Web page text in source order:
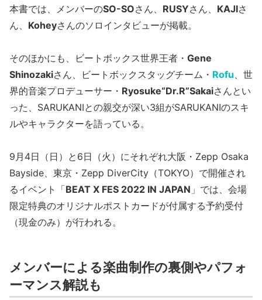
本書では、メンバーのSO-SOさん、 RUSYさん、 KAJIさ
ん、 Koheyさんのソロインタビューが掲載。
そのほかにも、ビートボックス世界王者・ Gene
Shinozakiさん、ビートボックスタッグチーム・ Rofu 、世
界的音楽プロデューサー・ Ryosuke“Dr.R”Sakaiさんとい
った、SARUKANIとの親交が深い3組がSARUKANIのスキ
ルやキャラクターを語っている。
9月4日（日）と6日（火）にそれぞれ大阪・Zepp Osaka
Bayside、東京・Zepp DiverCity（TOKYO）で開催され
るイベント「BEAT X FES 2022 IN JAPAN 」では、会場
限定特典のオリジナルポストカードが付属する予約受付
（現金のみ）が行われる。
メンバーによる楽曲制作の裏側やパフォ
ーマンス解説も